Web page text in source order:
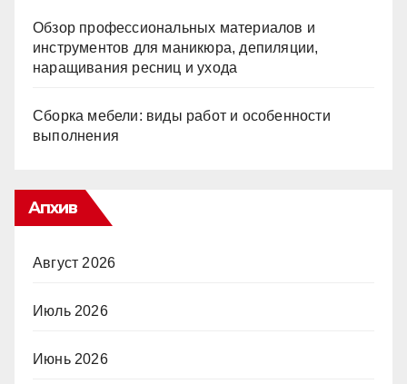
Обзор профессиональных материалов и
инструментов для маникюра, депиляции,
наращивания ресниц и ухода
Сборка мебели: виды работ и особенности
выполнения
Апхив
Август 2026
Июль 2026
Июнь 2026